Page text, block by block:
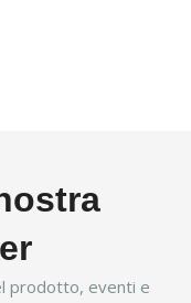
prodotto, eventi e